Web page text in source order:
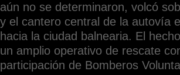
aún no se determinaron, volcó
y el cantero central de la autovía
hacia la ciudad balnearia. El
un amplio operativo de rescate
participación de Bomberos